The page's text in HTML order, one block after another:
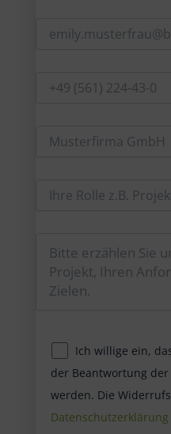
Ich willige ein,
der Beantwortung
werden. Die
Datenschutzerklärung